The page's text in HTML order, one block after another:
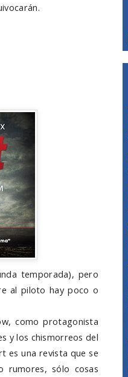
temporada), pero
al piloto hay poco o
como protagonista
y los chismorreos del
es una revista que se
rumores, sólo cosas